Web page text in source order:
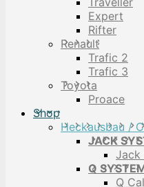
Expert
Rifter
Renault
Trafic 2
Trafic 3
Toyota
Proace
Shop
Heckausbau /
JACK
Jack
Q
Q